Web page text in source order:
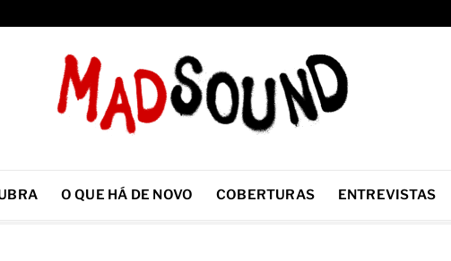
O QUE HÁ DE NOVO COBERTURAS ENTREVISTAS